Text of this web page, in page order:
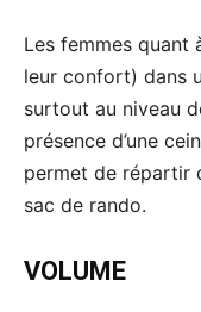
Les femmes quant
leur confort) dans
surtout au niveau
présence d’une
permet de répartir
sac de rando.
VOLUME